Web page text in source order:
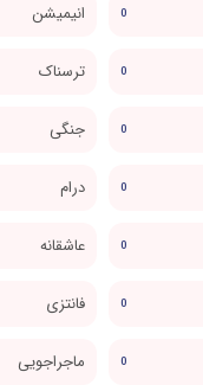
0 انیمیشن
0 ترسناک
0 جنگی
0 درام
0 عاشقانه
0 فانتزی
0 ماجراجویی